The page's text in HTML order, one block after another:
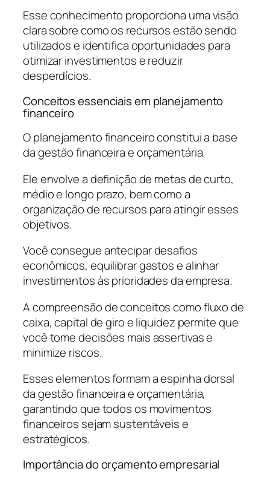
Esse conhecimento proporciona uma visão
clara sobre como os recursos estão sendo
utilizados e identifica oportunidades para
otimizar investimentos e reduzir
desperdícios.
Conceitos essenciais em planejamento
financeiro
O planejamento financeiro constitui a base
da gestão financeira e orçamentária.
Ele envolve a definição de metas de curto,
médio e longo prazo, bem como a
organização de recursos para atingir esses
objetivos.
Você consegue antecipar desafios
econômicos, equilibrar gastos e alinhar
investimentos às prioridades da empresa.
A compreensão de conceitos como fluxo de
caixa, capital de giro e liquidez permite que
você tome decisões mais assertivas e
minimize riscos.
Esses elementos formam a espinha dorsal
da gestão financeira e orçamentária,
garantindo que todos os movimentos
financeiros sejam sustentáveis e
estratégicos.
Importância do orçamento empresarial